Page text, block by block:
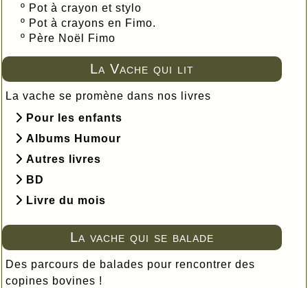
º Pot à crayon et stylo
º Pot à crayons en Fimo.
º Père Noël Fimo
La Vache qui lit
La vache se promène dans nos livres
Pour les enfants
Albums Humour
Autres livres
BD
Livre du mois
La vache qui se balade
Des parcours de balades pour rencontrer des
copines bovines !